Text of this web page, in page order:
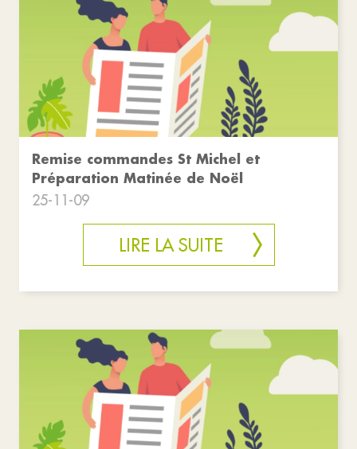
Remise commandes St Michel et
Préparation Matinée de Noël
25-11-09
LIRE LA SUITE